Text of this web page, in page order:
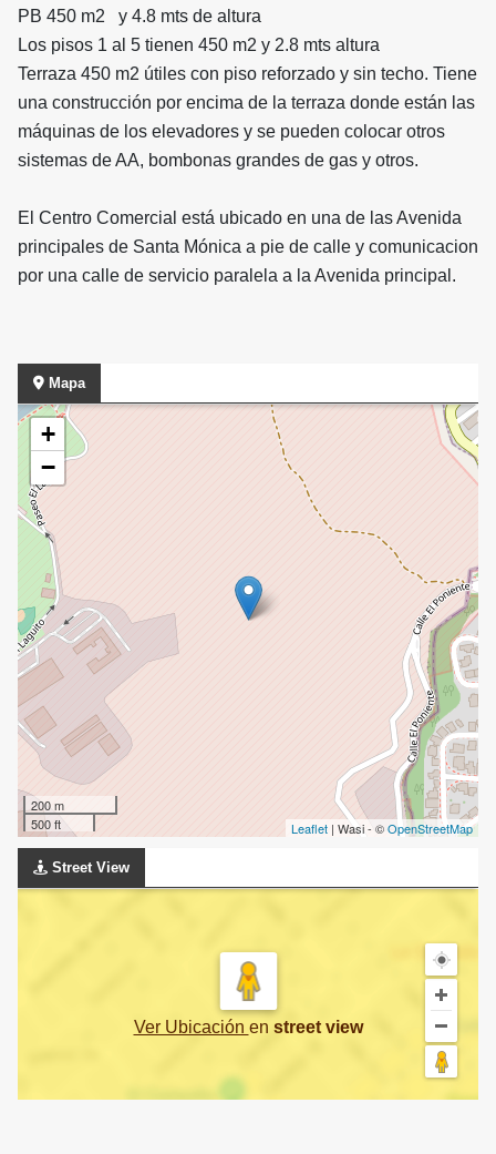
PB 450 m2 y 4.8 mts de altura
Los pisos 1 al 5 tienen 450 m2 y 2.8 mts altura
Terraza 450 m2 útiles con piso reforzado y sin techo. Tiene
una construcción por encima de la terraza donde están las
máquinas de los elevadores y se pueden colocar otros
sistemas de AA, bombonas grandes de gas y otros.
El Centro Comercial está ubicado en una de las Avenida
principales de Santa Mónica a pie de calle y comunicacion
por una calle de servicio paralela a la Avenida principal.
Mapa
+
−
200 m
500 ft
Leaflet | Wasi - ©OpenStreetMap
Street View
Ver Ubicación en street view